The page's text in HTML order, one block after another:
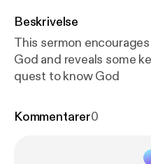
Beskrivelse
This sermon
God and reveals some
quest to know God
Kommentarer0